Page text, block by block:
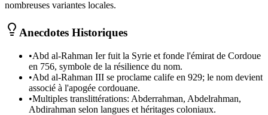
nombreuses variantes locales.
Anecdotes Historiques
•Abd al‑Rahman Ier fuit la Syrie et fonde l'émirat de Cordoue
en 756, symbole de la résilience du nom.
•Abd al‑Rahman III se proclame calife en 929; le nom devient
associé à l'apogée cordouane.
•Multiples translittérations: Abderrahman, Abdelrahman,
Abdirahman selon langues et héritages coloniaux.